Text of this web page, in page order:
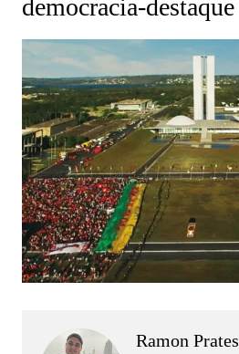
democracia-destaque
Ramon Prates